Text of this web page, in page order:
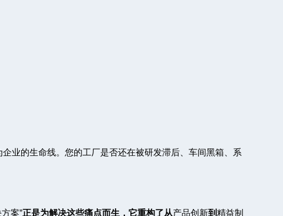
业的生命线。您的工厂是否还在被研发滞后、车间黑箱、系
案”正是为解决这些痛点而生，它重构了从产品创新到精益制